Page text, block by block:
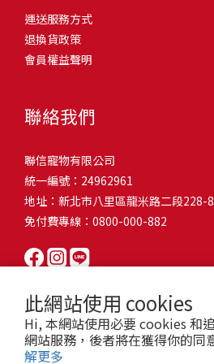
此網站使用 cookies
Hi, 本網站使用必要 cookies 和
網站服務，後者將在獲得你的同
解更多
和獨立能力。 幼犬訓練常見問題Q1:
練？A: 訓練可從幼犬到家首日開始（
化黃金期，每次訓練控制在5-10分鐘內
屬啃咬玩具作替代品，發現不當啃咬
尿尿？A: 建立固定如廁時間表，成功
密切監督。意外發生時不責罵，使用專
一直吠叫怎麼辦？A: 找出原因（尋求
「安靜」指令，停止吠叫時獎勵。避
向獎勵比懲罰更有效且健康。懲罰可能
狗狗怎麼辦？A: 循序漸進社交化，從
正面經驗後給予獎勵。考慮參加專業幼
慮要如何處理？A: 練習短暫分離，逐
調。提供能分散注意力的玩具，建立可
熱，水分流失快，腸道可能變得敏感
換季時沒有適當調整環境，貓咪的腸胃
天注意保暖，提供暖墊、厚毯，避免
像是開冷氣又突然關掉，容易讓貓咪
時，記得關心貓咪的腸胃狀況，適當調
有血絲、異味特別重，那就要小心可能
蟲、球蟲）或腸胃炎、腸道疾病。這類
下來甚至可能造成貓咪消瘦、免疫力下
月一次，成貓每 3~6 個月一次）。觀
嘔吐、食慾下降，務必儘早就醫。重點
天，或糞便異常，應立即帶去獸醫院檢
壓力影響腸胃壓力不只影響人類，也
張、焦慮、驚嚇（如煙火聲、大聲喧
尤其是個性敏感的貓咪，對變化的適
就先「罷工」。減少壓力來源，盡量讓
活中輕鬆改善看到滿屋子的貓毛是不是
透過一些簡單的日常照護方式，就能有
毛、洗澡到增加互動和營養調整，這些
行動吧！ 預防貓掉毛方法1：勤勞梳毛
啦！勤勞梳毛是最直接有效的掉毛控制
髮打結和皮膚問題。建議週期：短毛貓
2-3天梳一次。挑選合適的梳具也很重
或專用脫毛梳，依照毛質選擇。記得將
不僅能增加你們的互動時間，也讓貓咪
貓掉毛方法2：定期洗澡「貓咪會自己
其實不完全正確哦！適當的洗澡能幫
澡頻率不宜過高，一般室內貓咪1-3個
而會造成皮膚乾燥。選擇專為貓咪設
完全吹乾，避免濕毛造成皮膚問題。如
的紙箱。建議一開始可以購買單價較低
使用狀況，再考慮購買「豪宅」！ 項
$500貓跳台$1,500貓砂盆$500貓抓板
咪是非常需要安全感的動物，可以準備
花費3：貓跳台貓咪雖然不需要外出進
放高度適合的貓跳台提供貓咪玩耍，貓
咪對於環境的安全感。一次性養貓用品
用品，可選擇合適貓咪體型大小，不宜
想，需要準備一個能夠讓牠們放肆磨
時，外出籠就非常重要，平常也可以
緊急情況時，貓咪過度抗拒。總結來
費用大約落在 $ 7900~ $ 11600不等。
運送服務方式
退換貨政策
會員權益聲明
聯絡我們
聯信寵物有限公司
統一編號：24962961
地址：新北市八里區龍米路二段228-
免付費專線：0800-000-882